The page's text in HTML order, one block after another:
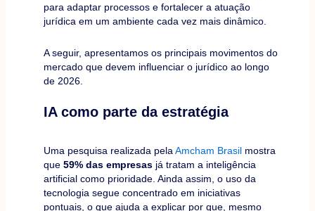
para adaptar processos e fortalecer a atuação
jurídica em um ambiente cada vez mais dinâmico.
A seguir, apresentamos os principais movimentos do
mercado que devem influenciar o jurídico ao longo
de 2026.
IA como parte da estratégia
Uma pesquisa realizada pelaAmcham Brasilmostra
que 59% das empresasjá tratam a inteligência
artificial como prioridade. Ainda assim, o uso da
tecnologia segue concentrado em iniciativas
pontuais, o que ajuda a explicar por que, mesmo